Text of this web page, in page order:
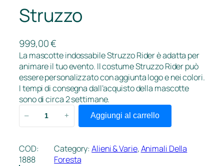
Struzzo
999,00€
La mascotte indossabile Struzzo Rider è adatta per
animare il tuo evento. Il costume Struzzo Rider può
essere personalizzato con aggiunta logo e nei colori.
I tempi di consegna dall’acquisto della mascotte
sono di circa 2 settimane.
u
z
– + Aggiungi al carrello
COD:
1888
Category:Alieni & Varie, Animali Della
Foresta